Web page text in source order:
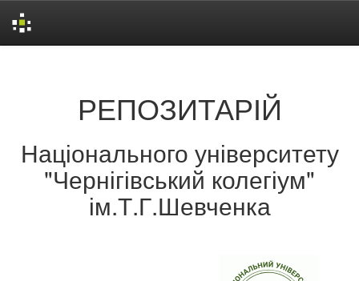
РЕПОЗИТАРІЙ
Національного університету
"Чернігівський колегіум"
ім.Т.Г.Шевченка